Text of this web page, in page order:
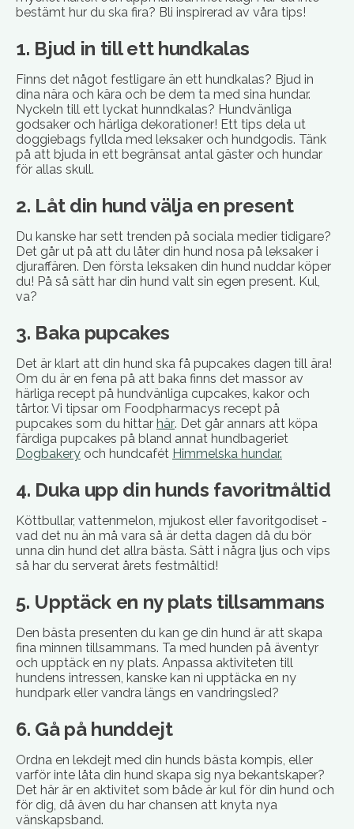
bestämt hur du ska fira? Bli inspirerad av våra tips!
1. Bjud in till ett hundkalas
Finns det något festligare än ett hundkalas? Bjud in
dina nära och kära och be dem ta med sina hundar.
Nyckeln till ett lyckat hunndkalas? Hundvänliga
godsaker och härliga dekorationer! Ett tips dela ut
doggiebags fyllda med leksaker och hundgodis. Tänk
på att bjuda in ett begränsat antal gäster och hundar
för allas skull.
2. Låt din hund välja en present
Du kanske har sett trenden på sociala medier tidigare?
Det går ut på att du låter din hund nosa på leksaker i
djuraffären. Den första leksaken din hund nuddar köper
du! På så sätt har din hund valt sin egen present. Kul,
va?
3. Baka pupcakes
Det är klart att din hund ska få pupcakes dagen till ära!
Om du är en fena på att baka finns det massor av
härliga recept på hundvänliga cupcakes, kakor och
tårtor. Vi tipsar om Foodpharmacys recept på
pupcakes som du hittar här. Det går annars att köpa
färdiga pupcakes på bland annat hundbageriet
Dogbakery och hundcafét Himmelska hundar.
4. Duka upp din hunds favoritmåltid
Köttbullar, vattenmelon, mjukost eller favoritgodiset -
vad det nu än må vara så är detta dagen då du bör
unna din hund det allra bästa. Sätt i några ljus och vips
så har du serverat årets festmåltid!
5. Upptäck en ny plats tillsammans
Den bästa presenten du kan ge din hund är att skapa
fina minnen tillsammans. Ta med hunden på äventyr
och upptäck en ny plats. Anpassa aktiviteten till
hundens intressen, kanske kan ni upptäcka en ny
hundpark eller vandra längs en vandringsled?
6. Gå på hunddejt
Ordna en lekdejt med din hunds bästa kompis, eller
varför inte låta din hund skapa sig nya bekantskaper?
Det här är en aktivitet som både är kul för din hund och
för dig, då även du har chansen att knyta nya
vänskapsband.